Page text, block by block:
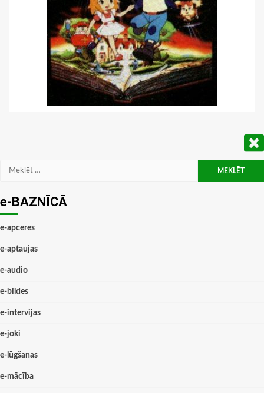
Meklēt:
e-BAZNĪCĀ
e-apceres
e-aptaujas
e-audio
e-bildes
e-intervijas
e-joki
e-lūgšanas
e-mācība